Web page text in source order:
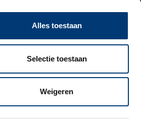
Alles toestaan
Selectie toestaan
Weigeren
verkoop@vankesselolie.nl
0492 - 34 12 21